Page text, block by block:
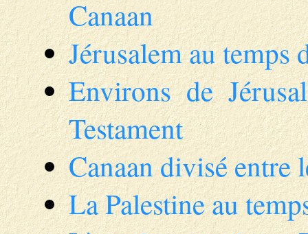
Canaan
Jérusalem au temps
Environs de
Testament
Canaan divisé entre
La Palestine au